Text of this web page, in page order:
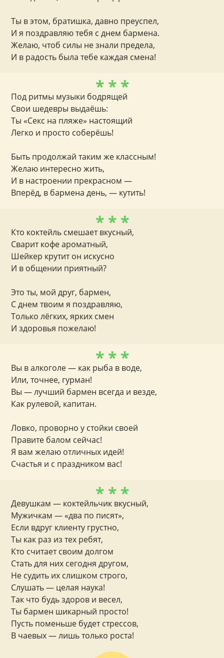
Ты в этом, братишка, давно преуспел,
И я поздравляю тебя с днем бармена.
Желаю, чтоб силы не знали предела,
И в радость была тебе каждая смена!
* * *
Под ритмы музыки бодрящей
Свои шедевры выдаёшь:
Ты «Секс на пляже» настоящий
Легко и просто соберёшь!
Быть продолжай таким же классным!
Желаю интересно жить,
И в настроении прекрасном —
Вперёд, в бармена день, — кутить!
* * *
Кто коктейль смешает вкусный,
Сварит кофе ароматный,
Шейкер крутит он искусно
И в общении приятный?
Это ты, мой друг, бармен,
С днем твоим я поздравляю,
Только лёгких, ярких смен
И здоровья пожелаю!
* * *
Вы в алкоголе — как рыба в воде,
Или, точнее, гурман!
Вы — лучший бармен всегда и везде,
Как рулевой, капитан.
Ловко, проворно у стойки своей
Правите балом сейчас!
Я вам желаю отличных идей!
Счастья и с праздником вас!
* * *
Девушкам — коктейльчик вкусный,
Мужичкам — «два по писят»,
Если вдруг клиенту грустно,
Ты как раз из тех ребят,
Кто считает своим долгом
Стать для них сегодня другом,
Не судить их слишком строго,
Слушать — целая наука!
Так что будь здоров и весел,
Ты бармен шикарный просто!
Пусть поменьше будет стрессов,
В чаевых — лишь только роста!